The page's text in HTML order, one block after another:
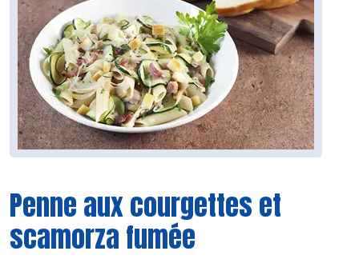
Penne aux courgettes et
scamorza fumée